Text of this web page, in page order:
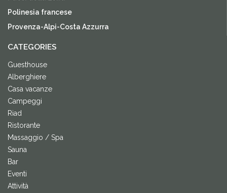
Polinesia francese
Provenza-Alpi-Costa Azzurra
CATEGORIES
Guesthouse
Alberghiere
Casa vacanze
Campeggi
Riad
Ristorante
Massaggio / Spa
Sauna
Bar
Eventi
Attività